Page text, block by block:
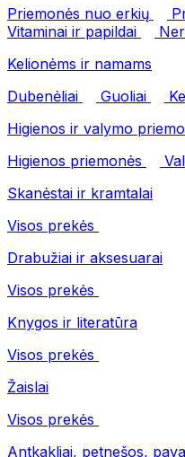
Priemonės nuo erkių
Vitaminai ir papildai
Kelionėms ir namams
Dubenėliai
Guoliai
Higienos ir valymo
Higienos priemonės
Skanėstai ir kramtalai
Visos prekės
Drabužiai ir aksesuarai
Visos prekės
Knygos ir literatūra
Visos prekės
Žaislai
Visos prekės
Antkakliai, petnešos,